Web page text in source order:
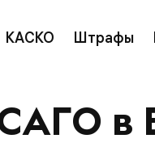
КАСКО Штрафы
в